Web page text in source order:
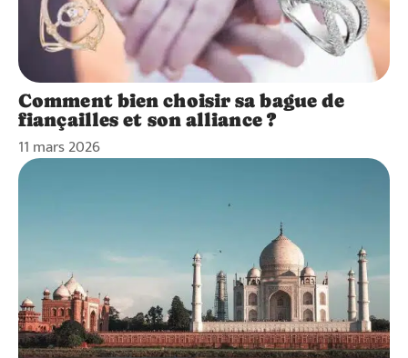
Comment bien choisir sa bague de
fiançailles et son alliance ?
11 mars 2026